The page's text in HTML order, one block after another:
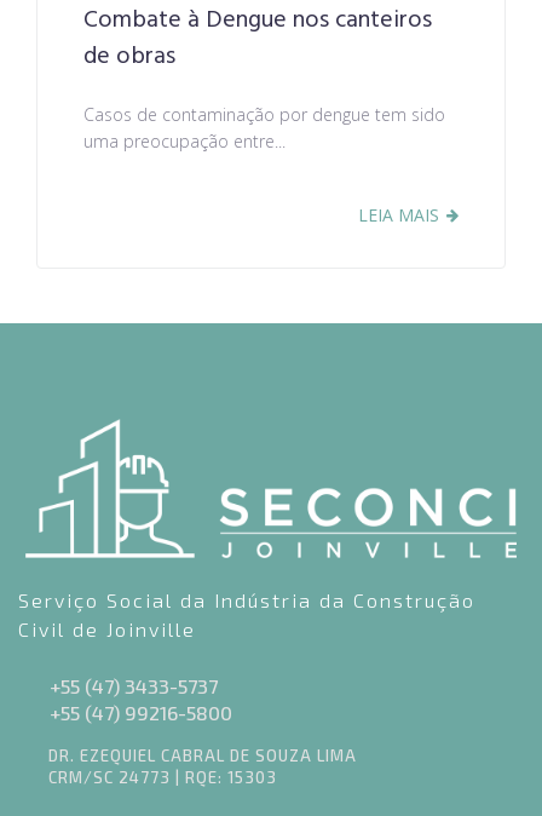
Combate à Dengue nos canteiros
de obras
Casos de contaminação por dengue tem sido
uma preocupação entre...
LEIA MAIS
Serviço Social da Indústria da Construção
Civil de Joinville
+55 (47) 3433-5737
+55 (47) 99216-5800
DR. EZEQUIEL CABRAL DE SOUZA LIMA
CRM/SC 24773 | RQE: 15303